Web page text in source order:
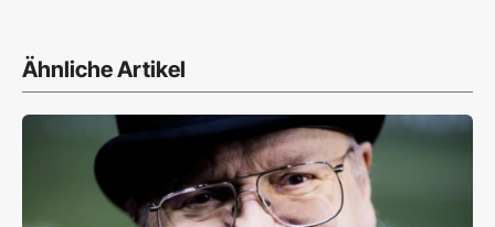
Ähnliche Artikel